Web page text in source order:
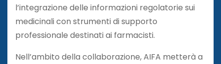
l’integrazione delle informazioni regolatorie sui
medicinali con strumenti di supporto
professionale destinati ai farmacisti.
Nell’ambito della collaborazione, AIFA metterà a